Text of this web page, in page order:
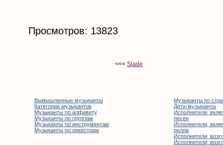
Просмотров: 13823
<<< Slade
Вымышленные музыканты
Категории музыкантов
Музыканты по алфавиту
Музыканты по группам
Музыканты по инструментам
Музыканты по оркестрам
Музыканты по
Дети-музыканты
Исполнители,
песен
Исполнители,
ролла
Исполнители,
Исполнители,